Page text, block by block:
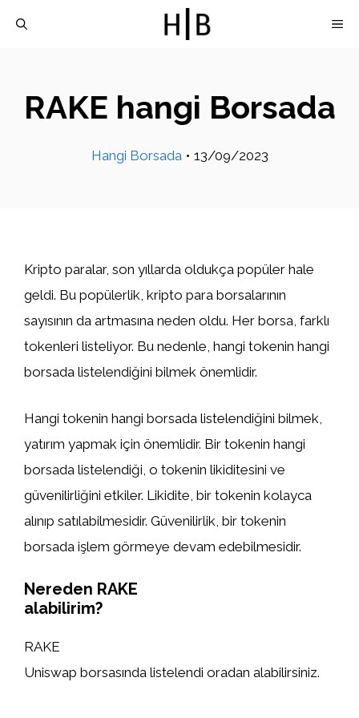
RAKE hangi Borsada
Hangi Borsada • 13/09/2023
Kripto paralar, son yıllarda oldukça popüler hale
geldi. Bu popülerlik, kripto para borsalarının
sayısının da artmasına neden oldu. Her borsa, farklı
tokenleri listeliyor. Bu nedenle, hangi tokenin hangi
borsada listelendiğini bilmek önemlidir.
Hangi tokenin hangi borsada listelendiğini bilmek,
yatırım yapmak için önemlidir. Bir tokenin hangi
borsada listelendiği, o tokenin likiditesini ve
güvenilirliğini etkiler. Likidite, bir tokenin kolayca
alınıp satılabilmesidir. Güvenilirlik, bir tokenin
borsada işlem görmeye devam edebilmesidir.
Nereden RAKE
alabilirim?
RAKE
Uniswap borsasında listelendi oradan alabilirsiniz.